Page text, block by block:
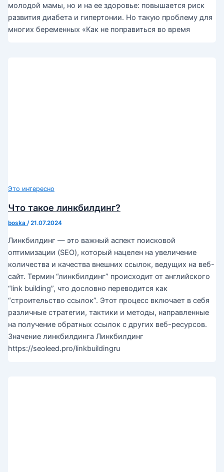
молодой мамы, но и на ее здоровье: повышается риск
развития диабета и гипертонии. Но такую проблему для
многих беременных «Как не поправиться во время
Это интересно
Что такое линкбилдинг?
boska /21.07.2024
Линкбилдинг — это важный аспект поисковой
оптимизации (SEO), который нацелен на увеличение
количества и качества внешних ссылок, ведущих на веб-
сайт. Термин “линкбилдинг” происходит от английского
“link building”, что дословно переводится как
“строительство ссылок”. Этот процесс включает в себя
различные стратегии, тактики и методы, направленные
на получение обратных ссылок с других веб-ресурсов.
Значение линкбилдинга Линкбилдинг
https://seoleed.pro/linkbuildingru